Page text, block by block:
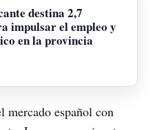
destina 2,7
impulsar el empleo y
en la provincia
mercado español con